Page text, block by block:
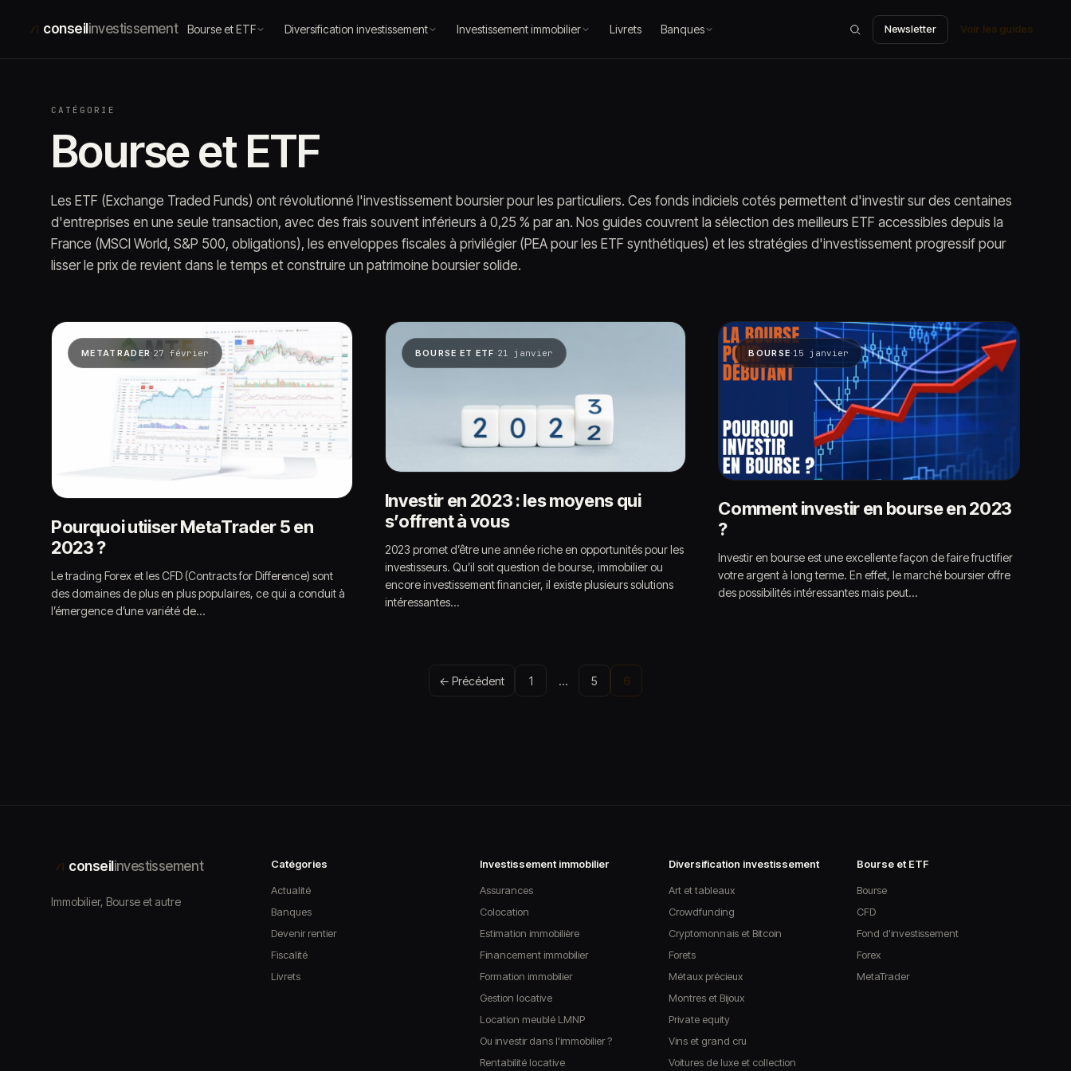
conseil investissement Bourse et ETF Diversification investissement Investissement immobilier Livrets Banques Newsletter Voir les guides
CATÉGORIE
Bourse et ETF
Les ETF (Exchange Traded Funds) ont révolutionné l'investissement boursier pour les particuliers. Ces fonds indiciels cotés permettent d'investir sur des centaines
d'entreprises en une seule transaction, avec des frais souvent inférieurs à 0,25 % par an. Nos guides couvrent la sélection des meilleurs ETF accessibles depuis la
France (MSCI World, S&P 500, obligations), les enveloppes fiscales à privilégier (PEA pour les ETF synthétiques) et les stratégies d'investissement progressif pour
lisser le prix de revient dans le temps et construire un patrimoine boursier solide.
METATRADER·27 février
Pourquoi utiiser MetaTrader 5 en
2023 ?
Le trading Forex et les CFD (Contracts for Difference) sont
des domaines de plus en plus populaires, ce qui a conduit à
l’émergence d’une variété de…
BOURSE ET ETF ·21 janvier
Investir en 2023 : les moyens qui
s’offrent à vous
2023 promet d’être une année riche en opportunités pour les
investisseurs. Qu’il soit question de bourse, immobilier ou
encore investissement financier, il existe plusieurs solutions
intéressantes…
BOURSE·15 janvier
Comment investir en bourse en 2023
?
Investir en bourse est une excellente façon de faire fructifier
votre argent à long terme. En effet, le marché boursier offre
des possibilités intéressantes mais peut…
Pagination
← Précédent 1 … 5 6
conseil investissement
Immobilier, Bourse et autre
Catégories
Actualité
Banques
Devenir rentier
Fiscalité
Livrets
Investissement immobilier
Assurances
Colocation
Estimation immobilière
Financement immobilier
Formation immobilier
Gestion locative
Location meublé LMNP
Ou investir dans l'immobilier ?
Rentabilité locative
Diversification investissement
Art et tableaux
Crowdfunding
Cryptomonnais et Bitcoin
Forets
Métaux précieux
Montres et Bijoux
Private equity
Vins et grand cru
Voitures de luxe et collection
Bourse et ETF
Bourse
CFD
Fond d'investissement
Forex
MetaTrader